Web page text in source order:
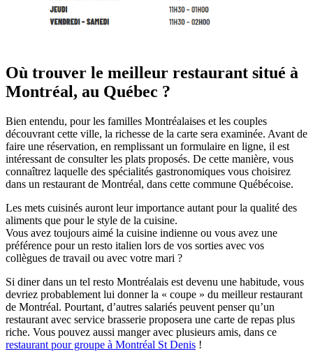
Où trouver le meilleur restaurant situé à
Montréal, au Québec ?
Bien entendu, pour les familles Montréalaises et les couples
découvrant cette ville, la richesse de la carte sera examinée. Avant de
faire une réservation, en remplissant un formulaire en ligne, il est
intéressant de consulter les plats proposés. De cette manière, vous
connaîtrez laquelle des spécialités gastronomiques vous choisirez
dans un restaurant de Montréal, dans cette commune Québécoise.
Les mets cuisinés auront leur importance autant pour la qualité des
aliments que pour le style de la cuisine.
Vous avez toujours aimé la cuisine indienne ou vous avez une
préférence pour un resto italien lors de vos sorties avec vos
collègues de travail ou avec votre mari ?
Si diner dans un tel resto Montréalais est devenu une habitude, vous
devriez probablement lui donner la « coupe » du meilleur restaurant
de Montréal. Pourtant, d’autres salariés peuvent penser qu’un
restaurant avec service brasserie proposera une carte de repas plus
riche. Vous pouvez aussi manger avec plusieurs amis, dans ce
restaurant pour groupe à Montréal St Denis !